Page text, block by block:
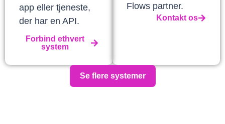
app eller tjeneste,
der har en API.
Forbind ethvert
system
Flows partner.
Kontakt os
Se flere systemer